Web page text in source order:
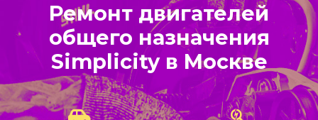
Ремонт двигателей
общего назначения
Simplicity в Москве